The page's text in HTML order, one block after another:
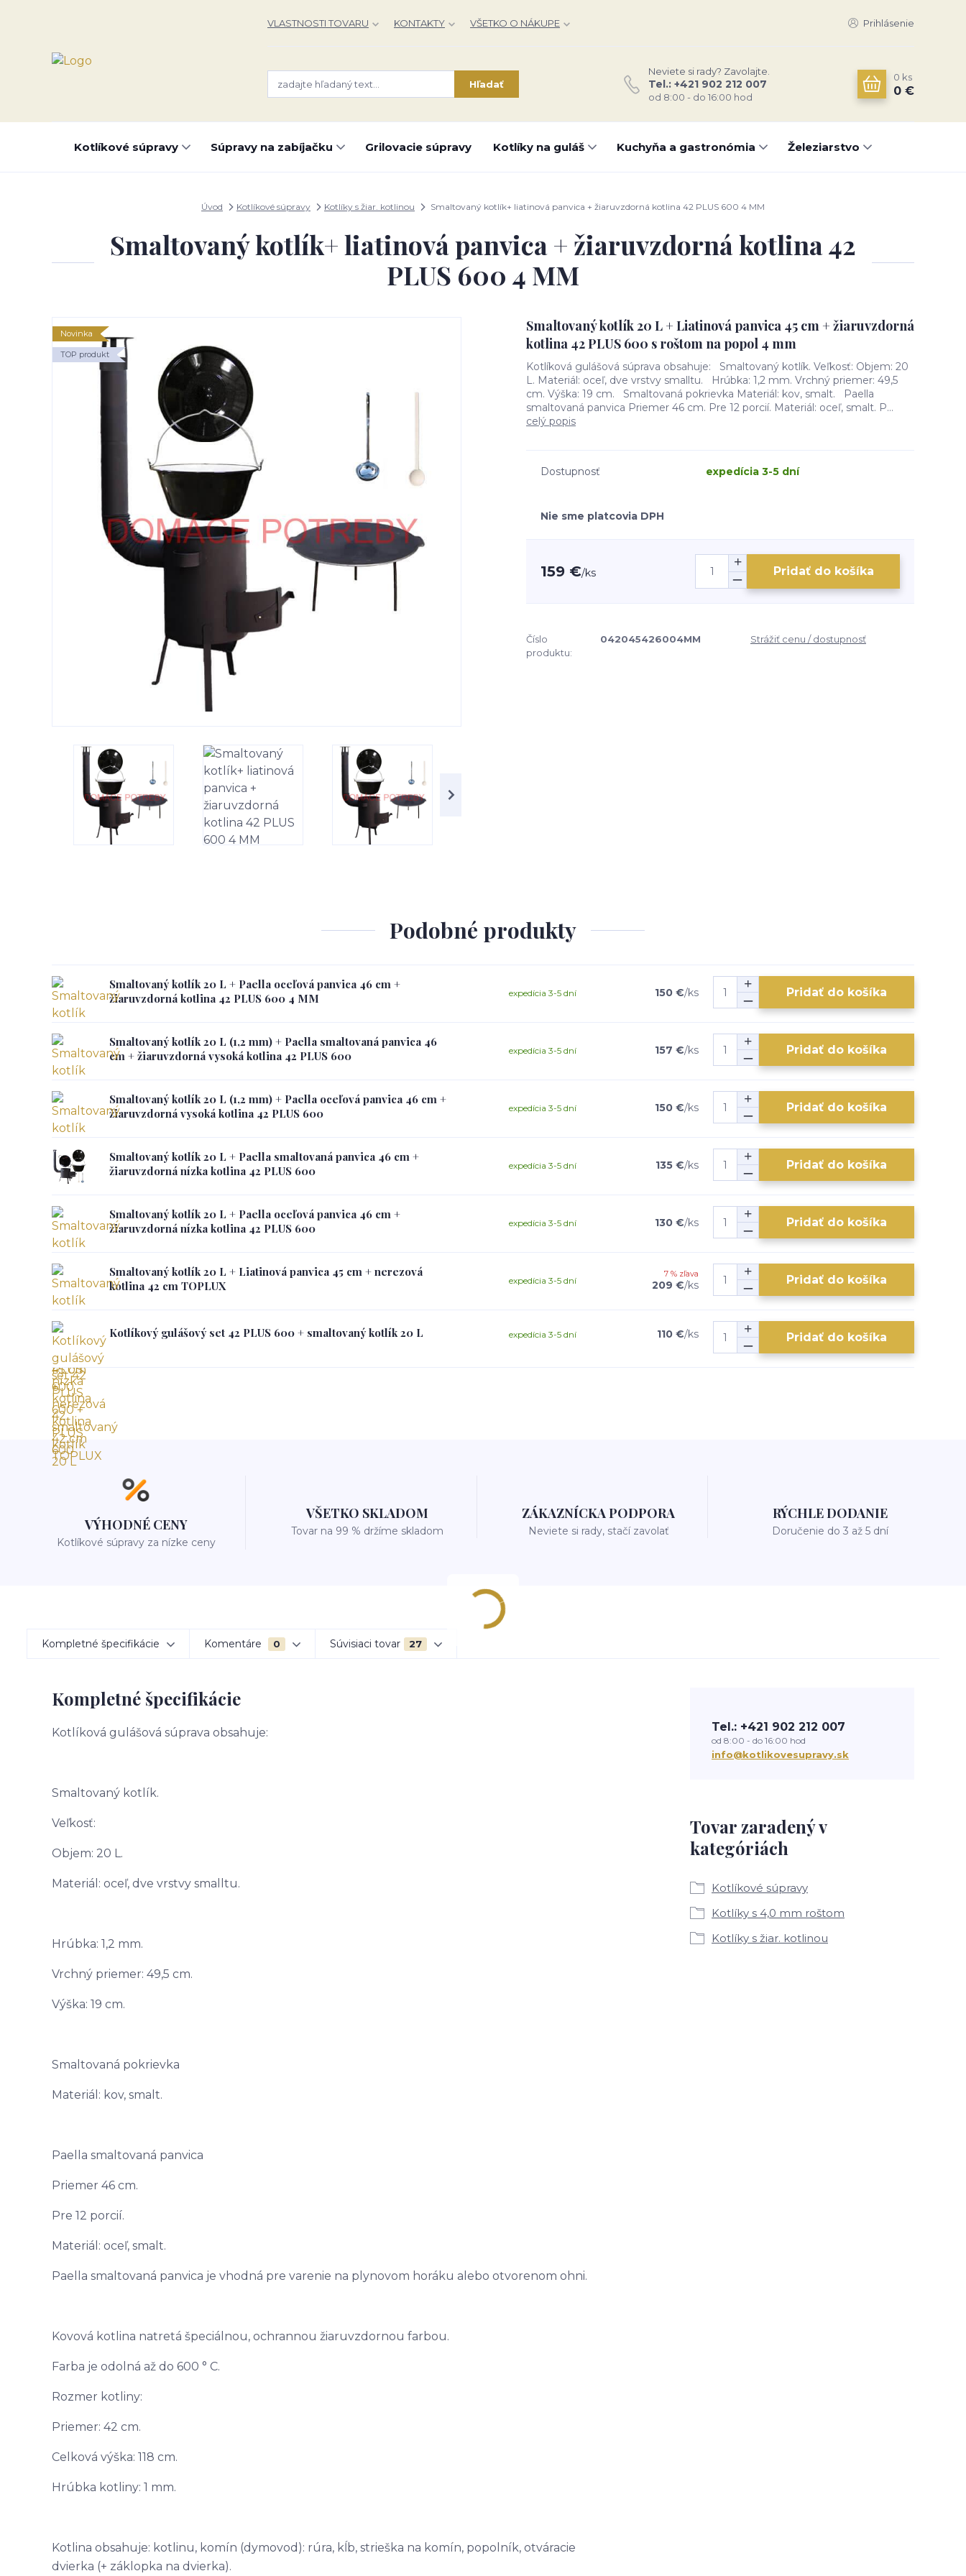
VLASTNOSTI TOVARU KONTAKTY VŠETKO O NÁKUPE Prihlásenie
Hľadať
Neviete si rady? Zavolajte.
Tel.: +421 902 212 007
od 8:00 - do 16:00 hod
0 ks
0 €
Kotlíkové súpravy Súpravy na zabíjačku Grilovacie súpravy Kotlíky na guláš Kuchyňa a gastronómia Železiarstvo
Úvod Kotlíkové súpravy Kotlíky s žiar. kotlinou Smaltovaný kotlík+ liatinová panvica + žiaruvzdorná kotlina 42 PLUS 600 4 MM
Smaltovaný kotlík+ liatinová panvica + žiaruvzdorná kotlina 42
PLUS 600 4 MM
Novinka
TOP produkt
Smaltovaný kotlík 20 L + Liatinová panvica 45 cm + žiaruvzdorná
kotlina 42 PLUS 600 s roštom na popol 4 mm
Kotlíková gulášová súprava obsahuje: Smaltovaný kotlík. Veľkosť: Objem: 20
L. Materiál: oceľ, dve vrstvy smalltu. Hrúbka: 1,2 mm. Vrchný priemer: 49,5
cm. Výška: 19 cm. Smaltovaná pokrievka Materiál: kov, smalt. Paella
smaltovaná panvica Priemer 46 cm. Pre 12 porcií. Materiál: oceľ, smalt. P...
celý popis
Dostupnosť expedícia 3-5 dní
Nie sme platcovia DPH
159 €/ks Pridať do košíka
Číslo
produktu:
042045426004MM Strážiť cenu / dostupnosť
Podobné produkty
Smaltovaný kotlík 20 L + Paella oceľová panvica 46 cm +
žiaruvzdorná kotlina 42 PLUS 600 4 MM
150 €/ks
expedícia 3-5 dní Pridať do košíka
Smaltovaný kotlík 20 L (1,2 mm) + Paella smaltovaná panvica 46
cm + žiaruvzdorná vysoká kotlina 42 PLUS 600
157 €/ks
expedícia 3-5 dní Pridať do košíka
Smaltovaný kotlík 20 L (1,2 mm) + Paella oceľová panvica 46 cm +
žiaruvzdorná vysoká kotlina 42 PLUS 600
150 €/ks
expedícia 3-5 dní Pridať do košíka
Smaltovaný kotlík 20 L + Paella smaltovaná panvica 46 cm +
žiaruvzdorná nízka kotlina 42 PLUS 600
135 €/ks
expedícia 3-5 dní Pridať do košíka
Smaltovaný kotlík 20 L + Paella oceľová panvica 46 cm +
žiaruvzdorná nízka kotlina 42 PLUS 600
130 €/ks
expedícia 3-5 dní Pridať do košíka
Smaltovaný kotlík 20 L + Liatinová panvica 45 cm + nerezová
kotlina 42 cm TOPLUX
7 % zľava
209 €/ks
expedícia 3-5 dní Pridať do košíka
Kotlíkový gulášový set 42 PLUS 600 + smaltovaný kotlík 20 L 110 €/ks
expedícia 3-5 dní Pridať do košíka
VÝHODNÉ CENY
Kotlíkové súpravy za nízke ceny
VŠETKO SKLADOM
Tovar na 99 % držíme skladom
ZÁKAZNÍCKA PODPORA
Neviete si rady, stačí zavolať
RÝCHLE DODANIE
Doručenie do 3 až 5 dní
Kompletné špecifikácie Komentáre 0 Súvisiaci tovar 27
Kompletné špecifikácie
Kotlíková gulášová súprava obsahuje:
Smaltovaný kotlík.
Veľkosť:
Objem: 20 L.
Materiál: oceľ, dve vrstvy smalltu.
Hrúbka: 1,2 mm.
Vrchný priemer: 49,5 cm.
Výška: 19 cm.
Smaltovaná pokrievka
Materiál: kov, smalt.
Paella smaltovaná panvica
Priemer 46 cm.
Pre 12 porcií.
Materiál: oceľ, smalt.
Paella smaltovaná panvica je vhodná pre varenie na plynovom horáku alebo otvorenom ohni.
Kovová kotlina natretá špeciálnou, ochrannou žiaruvzdornou farbou.
Farba je odolná až do 600 ° C.
Rozmer kotliny:
Priemer: 42 cm.
Celková výška: 118 cm.
Hrúbka kotliny: 1 mm.
Kotlina obsahuje: kotlinu, komín (dymovod): rúra, kĺb, strieška na komín, popolník, otváracie
dvierka (+ záklopka na dvierka).
Tovar zaradený v
kategóriách
Kotlíkové súpravy
Kotlíky s 4,0 mm roštom
Kotlíky s žiar. kotlinou
Tel.: +421 902 212 007
od 8:00 - do 16:00 hod
info@kotlikovesupravy.sk